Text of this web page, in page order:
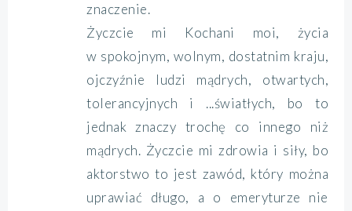
znaczenie.
Życzcie mi Kochani moi, życia
w spokojnym, wolnym, dostatnim kraju,
ojczyźnie ludzi mądrych, otwartych,
tolerancyjnych i ...światłych, bo to
jednak znaczy trochę co innego niż
mądrych. Życzcie mi zdrowia i siły, bo
aktorstwo to jest zawód, który można
uprawiać długo, a o emeryturze nie